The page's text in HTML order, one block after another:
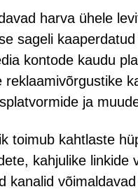
harva ühele
sageli
kontode kaudu
reklaamivõrgustike
ja
toimub kahtlaste
kahjulike
kanalid